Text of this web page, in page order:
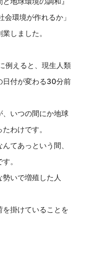
環境が作れるか」
しました。
例えると、現生人類
日付が変わる30分前
、いつの間にか地球
わけです。
てあっという間、
。
いで増殖した人
掛けていることを